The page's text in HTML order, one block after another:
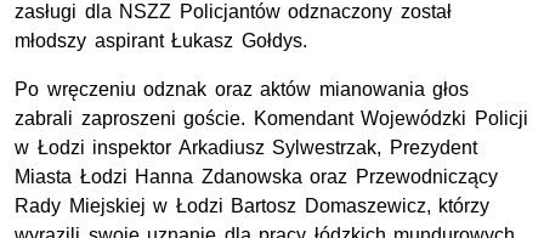
zasługi dla NSZZ Policjantów odznaczony został
młodszy aspirant Łukasz Gołdys.
Po wręczeniu odznak oraz aktów mianowania głos
zabrali zaproszeni goście. Komendant Wojewódzki Policji
w Łodzi inspektor Arkadiusz Sylwestrzak, Prezydent
Miasta Łodzi Hanna Zdanowska oraz Przewodniczący
Rady Miejskiej w Łodzi Bartosz Domaszewicz, którzy